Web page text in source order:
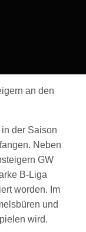
an den
der Saison
Neben
GW
B-Liga
worden. Im
und
wird.